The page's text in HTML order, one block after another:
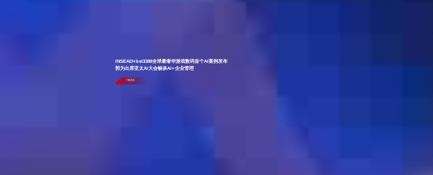
INSEAD×bst3388全球最奢华游戏数码首个AI案例发布
郭为出席亚太AI大会畅谈AI+企业管理
了解更多